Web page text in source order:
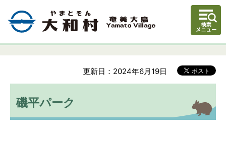
更新日：2024年6月19日
磯平パーク